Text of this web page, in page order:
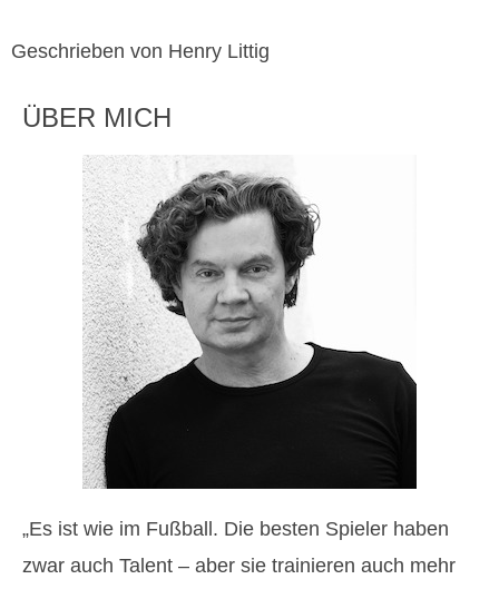
Geschrieben von Henry Littig
ÜBER MICH
„Es ist wie im Fußball. Die besten Spieler haben
zwar auch Talent – aber sie trainieren auch mehr